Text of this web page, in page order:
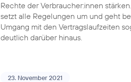
Rechte der Verbraucher:innen
setzt alle Regelungen um und geht
Umgang mit den Vertragslaufzeiten
deutlich darüber hinaus.
23. November 2021